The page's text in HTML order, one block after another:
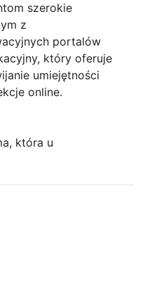
szerokie
z
portalów
który oferuje
umiejętności
online.
która u